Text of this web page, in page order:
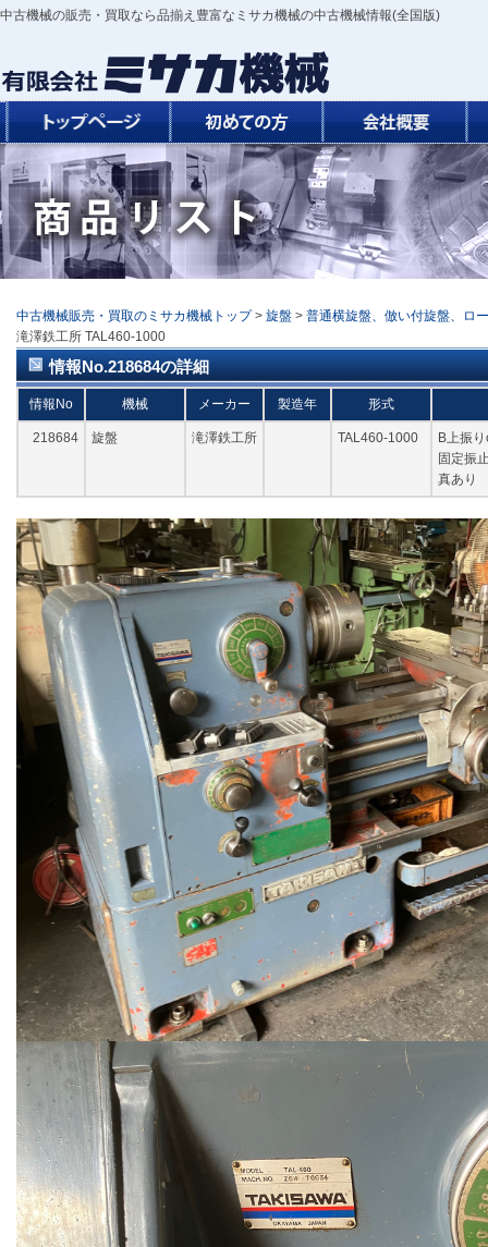
中古機械の販売・買取なら品揃え豊富なミサカ機械の中古機械情報(全国版)
中古機械販売・買取のミサカ機械トップ > 旋盤 > 普通横旋盤、倣い付旋盤、ロ
滝澤鉄工所 TAL460-1000
情報No.218684の詳細
情報No 機械 メーカー 製造年 形式
218684 旋盤 滝澤鉄工所 TAL460-1000
B上振
固定振
真あり